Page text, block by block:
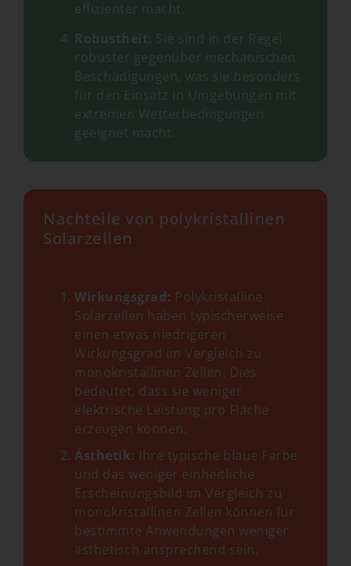
effizienter macht.
Robustheit: Sie sind in der Regel
robuster gegenüber mechanischen
Beschädigungen, was sie besonders
für den Einsatz in Umgebungen mit
extremen Wetterbedingungen
geeignet macht.
Nachteile von polykristallinen
Solarzellen
Wirkungsgrad: Polykristalline
Solarzellen haben typischerweise
einen etwas niedrigeren
Wirkungsgrad im Vergleich zu
monokristallinen Zellen. Dies
bedeutet, dass sie weniger
elektrische Leistung pro Fläche
erzeugen können.
Ästhetik: Ihre typische blaue Farbe
und das weniger einheitliche
Erscheinungsbild im Vergleich zu
monokristallinen Zellen können für
bestimmte Anwendungen weniger
ästhetisch ansprechend sein.